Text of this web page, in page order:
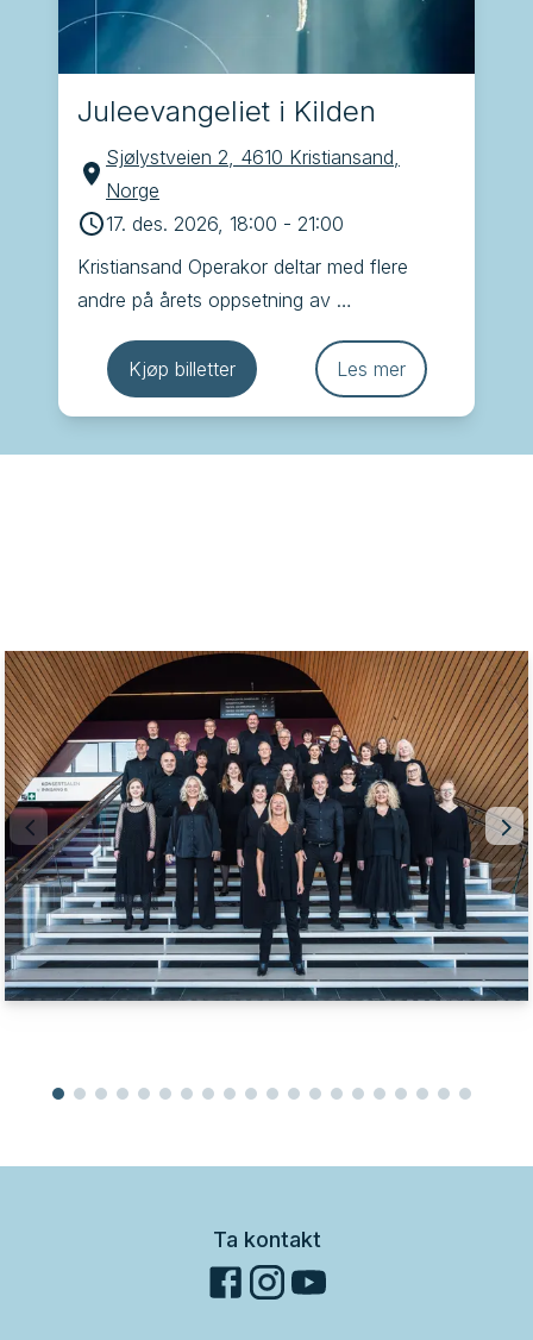
Juleevangeliet i Kilden
Sjølystveien 2, 4610 Kristiansand,
Norge
17. des. 2026, 18:00 - 21:00
Kristiansand Operakor deltar med flere
andre på årets oppsetning av
tradisjon i Kilden, der ord og musikk minner
oss om julens egentlige budskap.
Kjøp billetter Les mer
Ta kontakt